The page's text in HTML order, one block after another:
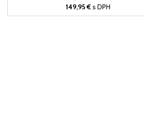
bezpečnostné systémy, 64
MB vyrovnávacia pamäť,
149,95 €s DPH